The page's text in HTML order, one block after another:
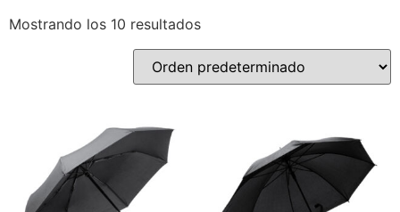
Mostrando los 10 resultados